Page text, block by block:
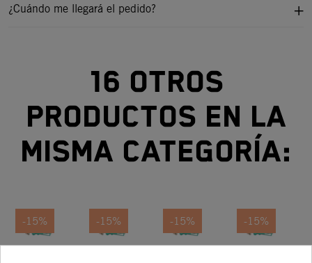
¿Cuándo me llegará el pedido?
16 otros
productos en la
misma categoría:
-15% -15% -15% -15%